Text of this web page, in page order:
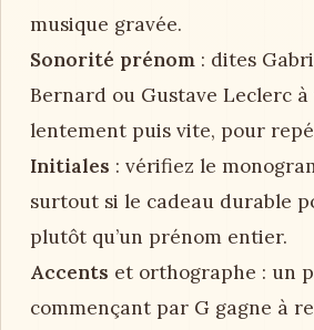
musique gravée.
Sonorité prénom : dites
Bernard ou Gustave Leclerc à
lentement puis vite, pour
Initiales : vérifiez le
surtout si le cadeau durable
plutôt qu’un prénom entier.
Accents et orthographe : un
commençant par G gagne à